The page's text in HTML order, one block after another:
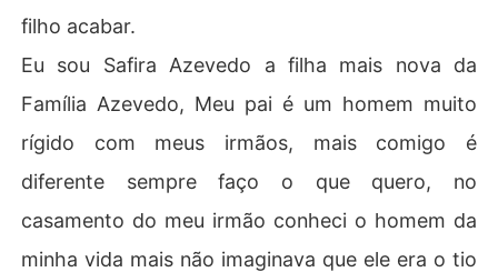
filho acabar.
Eu sou Safira Azevedo a filha mais nova da
Família Azevedo, Meu pai é um homem muito
rígido com meus irmãos, mais comigo é
diferente sempre faço o que quero, no
casamento do meu irmão conheci o homem da
minha vida mais não imaginava que ele era o tio